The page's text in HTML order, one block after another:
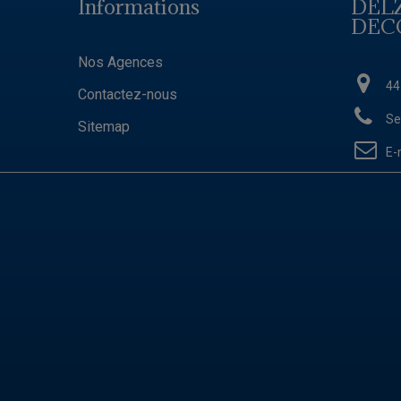
Informations
Nos Agences
Contactez-nous
Sitemap